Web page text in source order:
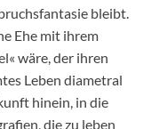
bleibt.
Ehe mit ihrem
wäre, der ihren
Leben diametral
hinein, in die
die zu leben